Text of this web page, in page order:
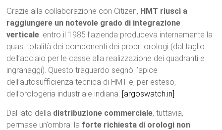
Grazie alla collaborazione con Citizen, HMT riuscì a
raggiungere un notevole grado di integrazione
verticale: entro il 1985 l’azienda produceva internamente la
quasi totalità dei componenti dei propri orologi (dal taglio
dell’acciaio per le casse alla realizzazione dei quadranti e
ingranaggi). Questo traguardo segnò l’apice
dell’autosufficienza tecnica di HMT e, per esteso,
dell’orologeria industriale indiana. [argoswatch.in]
Dal lato della distribuzione commerciale, tuttavia,
permase un’ombra: la forte richiesta di orologi non